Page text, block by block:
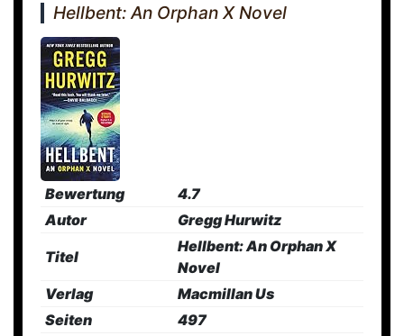
Hellbent: An Orphan X Novel
Bewertung
4.7
Autor
Gregg Hurwitz
Titel
Hellbent: An Orphan X
Novel
Verlag
Macmillan Us
Seiten
497